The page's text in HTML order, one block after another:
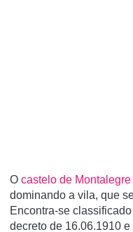
O castelo de Montalegre
dominando a vila, que
Encontra-se
decreto de 16.06.1910